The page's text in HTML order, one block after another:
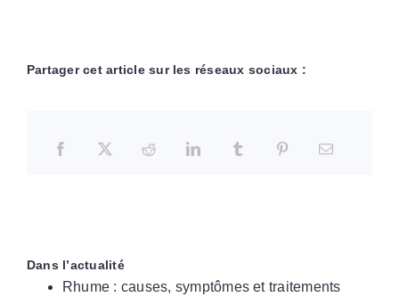
Partager cet article sur les réseaux sociaux :
Dans l’actualité
Rhume : causes, symptômes et traitements